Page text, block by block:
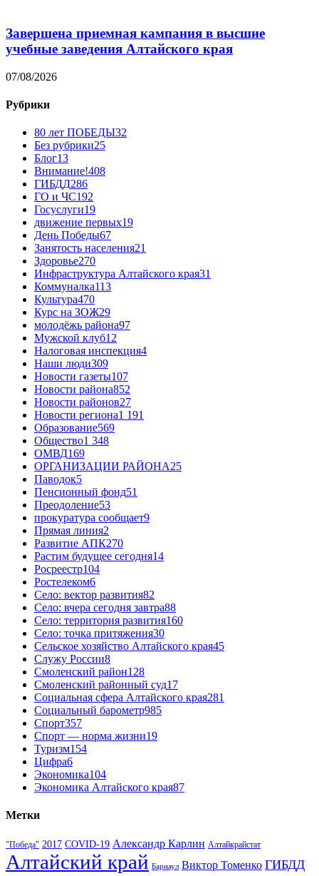
Завершена приемная кампания в высшие
учебные заведения Алтайского края
07/08/2026
Рубрики
80 лет ПОБЕДЫ32
Без рубрики25
Блог13
Внимание!408
ГИБДД286
ГО и ЧС192
Госуслуги19
движение первых19
День Победы67
Занятость населения21
Здоровье270
Инфраструктура Алтайского края31
Коммуналка113
Культура470
Курс на ЗОЖ29
молодёжь района97
Мужской клуб12
Налоговая инспекция4
Наши люди309
Новости газеты107
Новости района852
Новости районов27
Новости региона1 191
Образование569
Общество1 348
ОМВД169
ОРГАНИЗАЦИИ РАЙОНА25
Паводок5
Пенсионный фонд51
Преодоление53
прокуратура сообщает9
Прямая линия2
Развитие АПК270
Растим будущее сегодня14
Росреестр104
Ростелеком6
Село: вектор развития82
Село: вчера сегодня завтра88
Село: территория развития160
Село: точка притяжения30
Сельское хозяйство Алтайского края45
Служу России8
Смоленский район128
Смоленский районный суд17
Социальная сфера Алтайского края281
Социальный барометр985
Спорт357
Спорт — норма жизни19
Туризм154
Цифра6
Экономика104
Экономика Алтайского края87
Метки
"Победа" 2017 COVID-19 Александр Карлин Алтайкрайстат
Алтайский край Барнаул Виктор Томенко ГИБДД